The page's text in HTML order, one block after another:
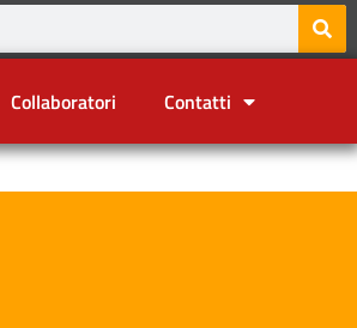
Collaboratori
Contatti